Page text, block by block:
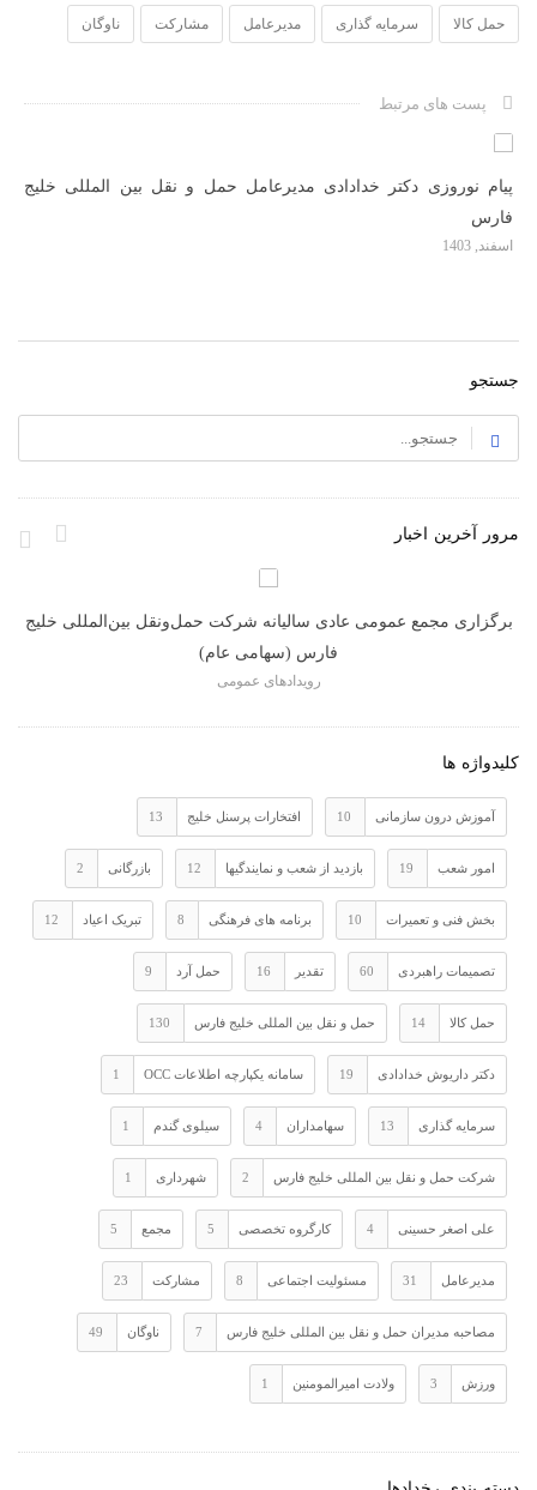
حمل کالا سرمایه گذاری مدیرعامل مشارکت ناوگان
پست های مرتبط
پیام نوروزی دکتر خدادادی مدیرعامل حمل و نقل بین المللی خلیج
فارس
اسفند, 1403
جستجو
مرور آخرین اخبار
برگزاری مجمع عمومی عادی سالیانه شرکت حمل‌ونقل بین‌المللی خلیج
فارس (سهامی عام)
رویدادهای عمومی
کلیدواژه ها
آموزش درون سازمانی 10 افتخارات پرسنل خلیج 13
امور شعب 19 بازدید از شعب و نمایندگیها 12 بازرگانی 2
بخش فنی و تعمیرات 10 برنامه های فرهنگی 8 تبریک اعیاد 12
تصمیمات راهبردی 60 تقدیر 16 حمل آرد 9
حمل کالا 14 حمل و نقل بین المللی خلیج فارس 130
دکتر داریوش خدادادی 19 سامانه یکپارچه اطلاعات OCC 1
سرمایه گذاری 13 سهامداران 4 سیلوی گندم 1
شرکت حمل و نقل بین المللی خلیج فارس 2 شهرداری 1
علی اصغر حسینی 4 کارگروه تخصصی 5 مجمع 5
مدیرعامل 31 مسئولیت اجتماعی 8 مشارکت 23
مصاحبه مدیران حمل و نقل بین المللی خلیج فارس 7 ناوگان 49
ورزش 3 ولادت امیرالمومنین 1